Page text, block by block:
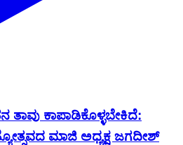
ಕಾಪಾಡಿಕೊಳ್ಳಬೇಕಿದೆ:
ಮಾಜಿ ಅಧ್ಯಕ್ಷ ಜಗದೀಶ್